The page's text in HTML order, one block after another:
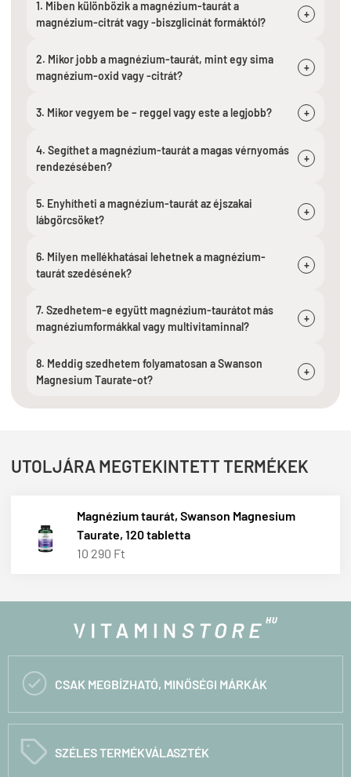
1. Miben különbözik a magnézium-taurát a
magnézium-citrát vagy -biszglicinát formáktól?
+
2. Mikor jobb a magnézium-taurát, mint egy sima
magnézium-oxid vagy -citrát?
+
3. Mikor vegyem be – reggel vagy este a legjobb? +
4. Segíthet a magnézium-taurát a magas vérnyomás
rendezésében?
+
5. Enyhítheti a magnézium-taurát az éjszakai
lábgörcsöket?
+
6. Milyen mellékhatásai lehetnek a magnézium-
taurát szedésének?
+
7. Szedhetem-e együtt magnézium-taurátot más
magnéziumformákkal vagy multivitaminnal?
+
8. Meddig szedhetem folyamatosan a Swanson
Magnesium Taurate-ot?
+
UTOLJÁRA MEGTEKINTETT TERMÉKEK
Magnézium taurát, Swanson Magnesium
Taurate, 120 tabletta
10 290 Ft
 CSAK MEGBÍZHATÓ, MINŐSÉGI MÁRKÁK
C SZÉLES TERMÉKVÁLASZTÉK